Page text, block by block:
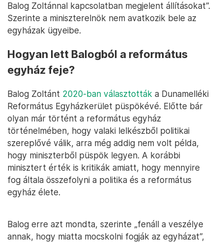
Balog Zoltánnal kapcsolatban megjelent állításokat”.
Szerinte a miniszterelnök nem avatkozik bele az
egyházak ügyeibe.
Hogyan lett Balogból a református
egyház feje?
Balog Zoltánt 2020-ban választották a Dunamelléki
Református Egyházkerület püspökévé. Előtte bár
olyan már történt a református egyház
történelmében, hogy valaki lelkészből politikai
szereplővé válik, arra még addig nem volt példa,
hogy miniszterből püspök legyen. A korábbi
minisztert érték is kritikák amiatt, hogy mennyire
fog általa összefolyni a politika és a református
egyház élete.
Balog erre azt mondta, szerinte „fenáll a veszélye
annak, hogy miatta mocskolni fogják az egyházat”,